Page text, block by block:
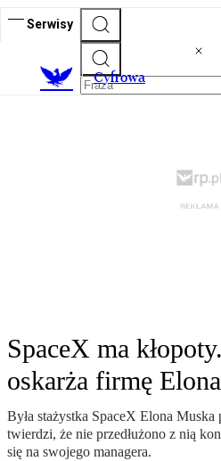
Serwisy
Cyfrowa
SpaceX ma
oskarża firmę
Była stażystka SpaceX Elona Muska
twierdzi, że nie przedłużono z nią
się na swojego managera.